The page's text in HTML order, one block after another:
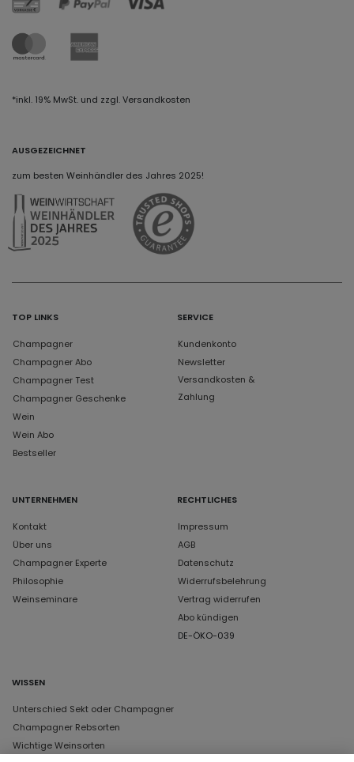
*inkl. 19% MwSt. und zzgl. Versandkosten
AUSGEZEICHNET
zum besten Weinhändler des Jahres 2025!
TOP LINKS
Champagner
Champagner Abo
Champagner Test
Champagner Geschenke
Wein
Wein Abo
Bestseller
SERVICE
Kundenkonto
Newsletter
Versandkosten &
Zahlung
UNTERNEHMEN
Kontakt
Über uns
Champagner Experte
Philosophie
Weinseminare
RECHTLICHES
Impressum
AGB
Datenschutz
Widerrufsbelehrung
Vertrag widerrufen
Abo kündigen
DE-ÖKO-039
WISSEN
Unterschied Sekt oder Champagner
Champagner Rebsorten
Wichtige Weinsorten